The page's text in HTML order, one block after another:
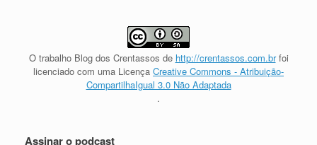
O trabalho Blog dos Crentassos de http://crentassos.com.brfoi
licenciado com uma Licença Creative Commons - Atribuição-
CompartilhaIgual 3.0 Não Adaptada
.
Assinar o podcast